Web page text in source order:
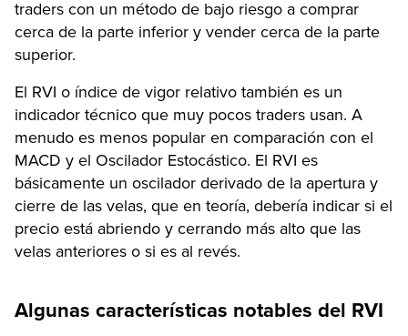
traders con un método de bajo riesgo a comprar
cerca de la parte inferior y vender cerca de la parte
superior.
El RVI o índice de vigor relativo también es un
indicador técnico que muy pocos traders usan. A
menudo es menos popular en comparación con el
MACD y el Oscilador Estocástico. El RVI es
básicamente un oscilador derivado de la apertura y
cierre de las velas, que en teoría, debería indicar si el
precio está abriendo y cerrando más alto que las
velas anteriores o si es al revés.
Algunas características notables del RVI